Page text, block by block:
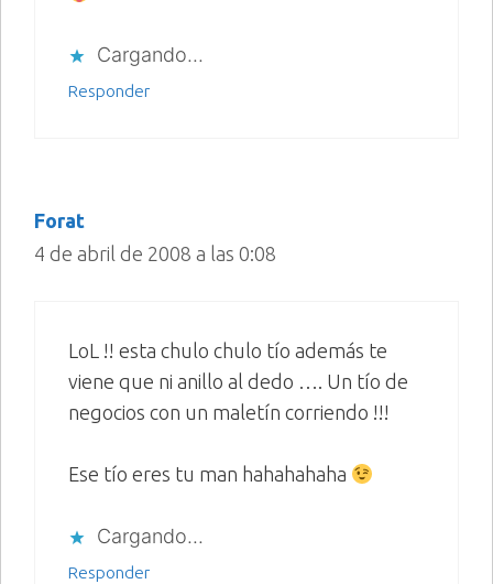
Cargando...
Responder
Forat
4 de abril de 2008 a las 0:08
LoL !! esta chulo chulo tío además te
viene que ni anillo al dedo …. Un tío de
negocios con un maletín corriendo !!!
Ese tío eres tu man hahahahaha
Cargando...
Responder